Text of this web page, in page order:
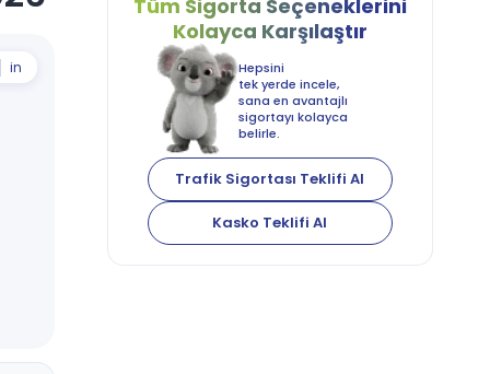
in
Tüm Sigorta Seçeneklerini
Kolayca Karşılaştır
Hepsini
tek yerde incele,
sana en avantajlı
sigortayı kolayca
belirle.
Trafik Sigortası Teklifi Al
Kasko Teklifi Al